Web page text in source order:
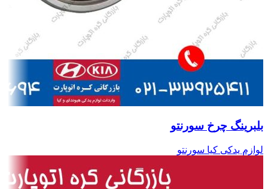
بلبرینگ چرخ سورنتو
لوازم یدکی کیا سورنتو